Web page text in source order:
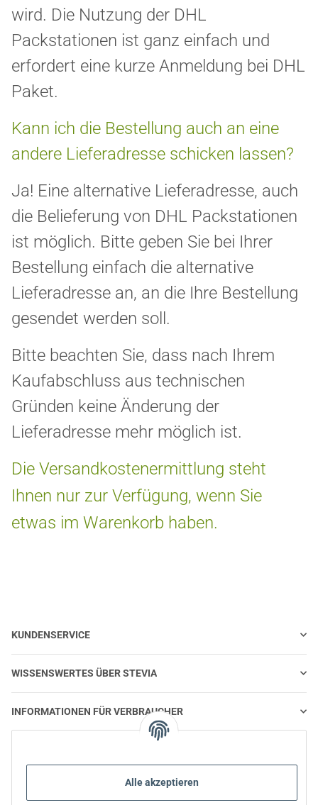
Alle akzeptieren
wird. Die Nutzung der DHL
Packstationen ist ganz einfach und
erfordert eine kurze Anmeldung bei DHL
Paket.
Kann ich die Bestellung auch an eine
andere Lieferadresse schicken lassen?
Ja! Eine alternative Lieferadresse, auch
die Belieferung von DHL Packstationen
ist möglich. Bitte geben Sie bei Ihrer
Bestellung einfach die alternative
Lieferadresse an, an die Ihre Bestellung
gesendet werden soll.
Bitte beachten Sie, dass nach Ihrem
Kaufabschluss aus technischen
Gründen keine Änderung der
Lieferadresse mehr möglich ist.
Die Versandkostenermittlung steht
Ihnen nur zur Verfügung, wenn Sie
etwas im Warenkorb haben.
KUNDENSERVICE
WISSENSWERTES ÜBER STEVIA
INFORMATIONEN FÜR VERBRAUCHER
STEVIA | FRAGEN UND ANTWORTEN